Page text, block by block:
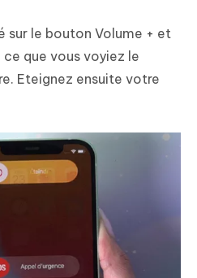
sur le bouton Volume + et
ce que vous voyiez le
Eteignez ensuite votre